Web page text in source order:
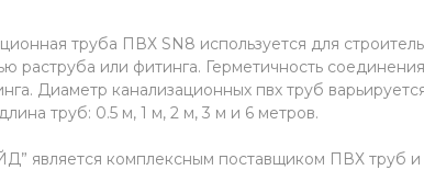
труба ПВХ SN8 используется для
раструба или фитинга. Герметичность
Диаметр канализационных пвх труб
труб: 0.5 м, 1 м, 2 м, 3 м и 6 метров.
является комплексным поставщиком ПВХ